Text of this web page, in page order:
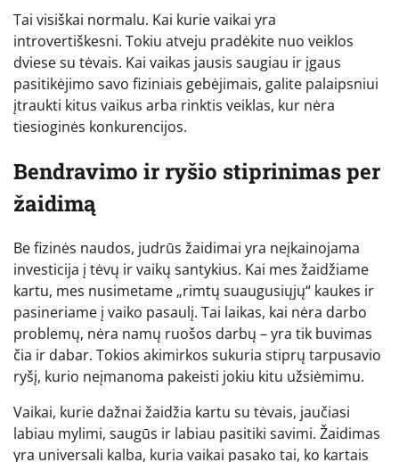
Tai visiškai normalu. Kai kurie vaikai yra
introvertiškesni. Tokiu atveju pradėkite nuo veiklos
dviese su tėvais. Kai vaikas jausis saugiau ir įgaus
pasitikėjimo savo fiziniais gebėjimais, galite palaipsniui
įtraukti kitus vaikus arba rinktis veiklas, kur nėra
tiesioginės konkurencijos.
Bendravimo ir ryšio stiprinimas per
žaidimą
Be fizinės naudos, judrūs žaidimai yra neįkainojama
investicija į tėvų ir vaikų santykius. Kai mes žaidžiame
kartu, mes nusimetame „rimtų suaugusiųjų“ kaukes ir
pasineriame į vaiko pasaulį. Tai laikas, kai nėra darbo
problemų, nėra namų ruošos darbų – yra tik buvimas
čia ir dabar. Tokios akimirkos sukuria stiprų tarpusavio
ryšį, kurio neįmanoma pakeisti jokiu kitu užsiėmimu.
Vaikai, kurie dažnai žaidžia kartu su tėvais, jaučiasi
labiau mylimi, saugūs ir labiau pasitiki savimi. Žaidimas
yra universali kalba, kuria vaikai pasako tai, ko kartais